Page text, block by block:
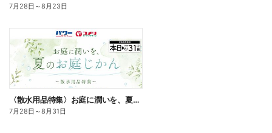
7月28日 ～8月23日
〈散水用品特集〉お庭に潤いを、夏のお庭じかん
7月28日 ～8月31日